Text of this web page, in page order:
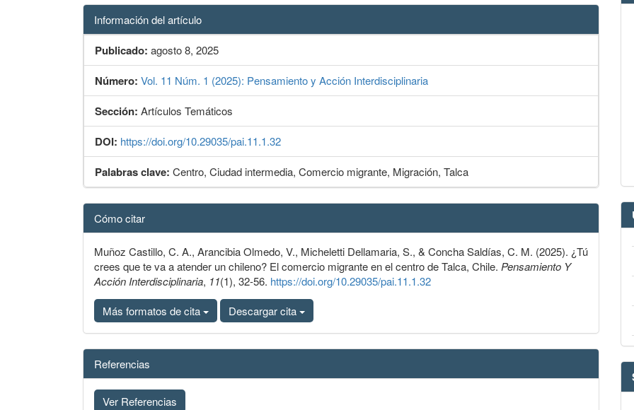
Información del artículo
Publicado: agosto 8, 2025
Número: Vol. 11 Núm. 1 (2025): Pensamiento y Acción Interdisciplinaria
Sección: Artículos Temáticos
DOI: https://doi.org/10.29035/pai.11.1.32
Palabras clave: Centro, Ciudad intermedia, Comercio migrante, Migración, Talca
Detalles
del
artículo
Cómo citar
Muñoz Castillo, C. A., Arancibia Olmedo, V., Micheletti Dellamaria, S., & Concha Saldías, C. M. (2025). ¿Tú
crees que te va a atender un chileno? El comercio migrante en el centro de Talca, Chile. Pensamiento Y
Acción Interdisciplinaria, 11(1), 32-56. https://doi.org/10.29035/pai.11.1.32
Más formatos de cita
Descargar cita
Referencias
Ver Referencias